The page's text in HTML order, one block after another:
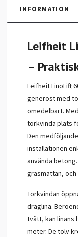
INFORMATION
Leifheit
–
Leifheit LinoLift
generöst med
omedelbart.
torkvinda plats
Den
installationen
använda
gräsmattan,
Torkvindan
draglina.
tvätt, kan linans
meter. De tolv